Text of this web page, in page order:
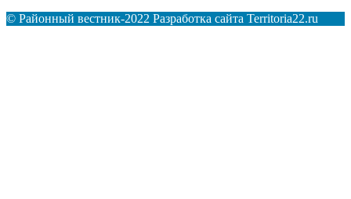
© Районный вестник-2022 Разработка сайта Territoria22.ru